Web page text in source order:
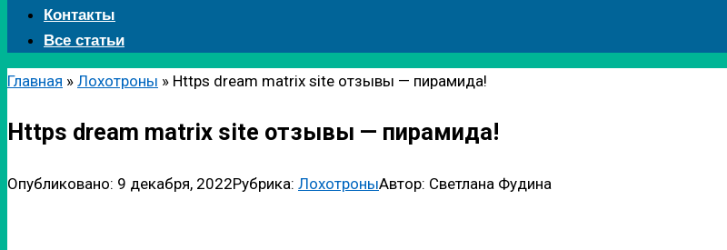
Контакты
Все статьи
Главная » Лохотроны » Https dream matrix site отзывы — пирамида!
Https dream matrix site отзывы — пирамида!
Опубликовано: 9 декабря, 2022Рубрика: ЛохотроныАвтор: Светлана Фудина